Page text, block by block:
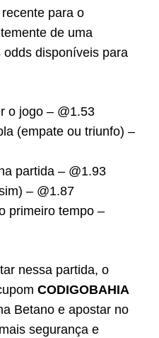
para o
de uma
odds disponíveis para
o jogo – @1.53
(empate ou triunfo) –
partida – @1.93
– @1.87
primeiro tempo –
nessa partida, o
CODIGOBAHIA
Betano e apostar no
segurança e